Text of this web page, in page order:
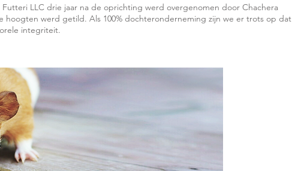
LLC drie jaar na de oprichting werd overgenomen door Chachera
hoogten werd getild. Als 100% dochteronderneming zijn we er trots op dat
integriteit.